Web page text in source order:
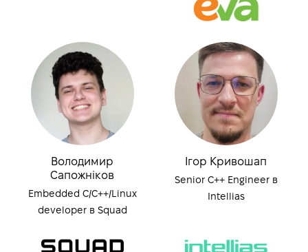
Володимир
Сапожніков
Embedded C/C++/Linux
developer в Squad
Ігор Кривошап
Senior C++ Engineer в
Intellias